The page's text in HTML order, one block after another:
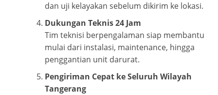
dan uji kelayakan sebelum dikirim ke lokasi.
Dukungan Teknis 24 Jam
Tim teknisi berpengalaman siap membantu
mulai dari instalasi, maintenance, hingga
penggantian unit darurat.
Pengiriman Cepat ke Seluruh Wilayah
Tangerang